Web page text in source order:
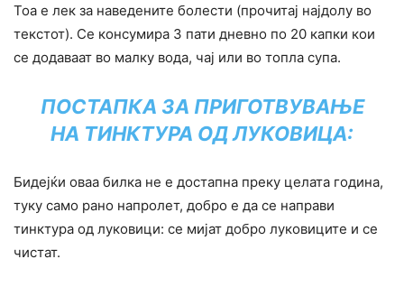
Тоа е лек за наведените болести (прочитај најдолу во
текстот). Се консумира 3 пати дневно по 20 капки кои
се додаваат во малку вода, чај или во топла супа.
ПОСТАПКА ЗА ПРИГОТВУВАЊЕ
НА ТИНКТУРА ОД ЛУКОВИЦА:
Бидејќи оваа билка не е достапна преку целата година,
туку само рано напролет, добро е да се направи
тинктура од луковици: се мијат добро луковиците и се
чистат.